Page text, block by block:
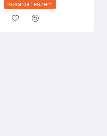
Kosárba teszem